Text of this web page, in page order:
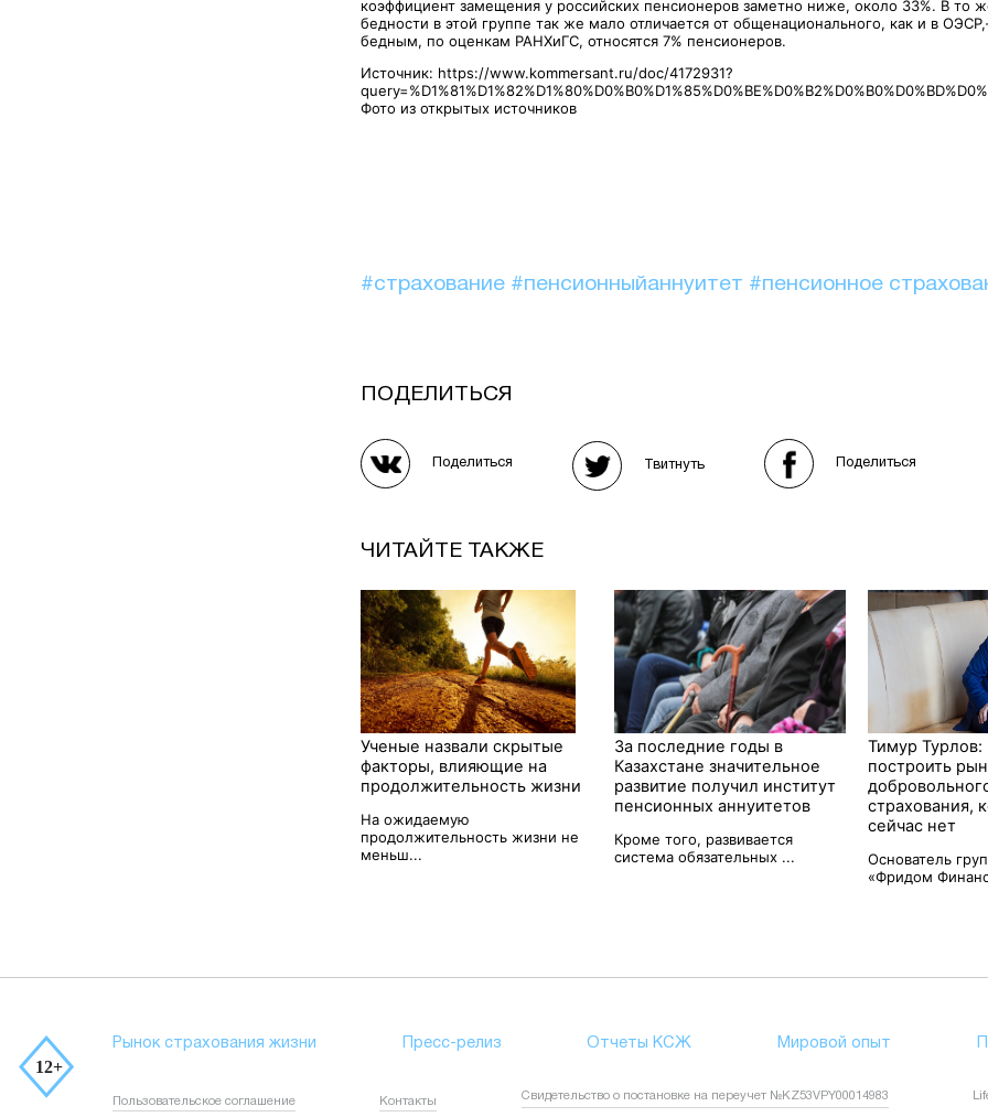
коэффициент замещения у российских пенсионеров заметно ниже, около 33%. В то
бедности в этой группе так же мало отличается от общенационального, как и в
бедным, по оценкам РАНХиГС, относятся 7% пенсионеров.
Источник: https://www.kommersant.ru/doc/4172931?
Фото из открытых источников
#страхование #пенсионныйаннуитет #пенсионное
ПОДЕЛИТЬСЯ
Поделиться Твитнуть Поделиться
ЧИТАЙТЕ ТАКЖЕ
Ученые назвали скрытые
факторы, влияющие на
продолжительность жизни
На ожидаемую
продолжительность жизни не
меньш...
За последние годы в
Казахстане значительное
развитие получил институт
пенсионных аннуитетов
Кроме того, развивается
система обязательных ...
Тимур
построить
страхования,
сейчас нет
Основатель
«Фридом
Рынок страхования жизни Пресс-релиз Отчеты КСЖ Мировой опыт
Пользовательское соглашение Контакты Свидетельство о постановке на переучет №KZ53VPY00014983